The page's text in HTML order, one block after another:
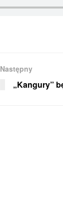
Następny
„Kangury”